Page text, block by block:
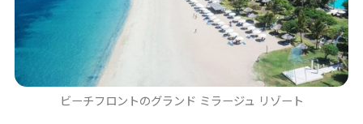
パッケージに含まれない飲み物について
モーターを使用しないウォータースポー
ツのご利用
至れり尽くせりのオールインクルーシブプラ
ビーチフロントのグランド ミラージュ リゾート